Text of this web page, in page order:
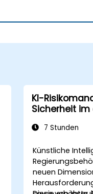
KI-
Sicherheit
7 Stunden
Künstliche
neuen